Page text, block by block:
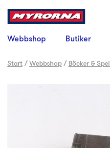
Webbshop Butiker
Start /Webbshop / Böcker & Spel